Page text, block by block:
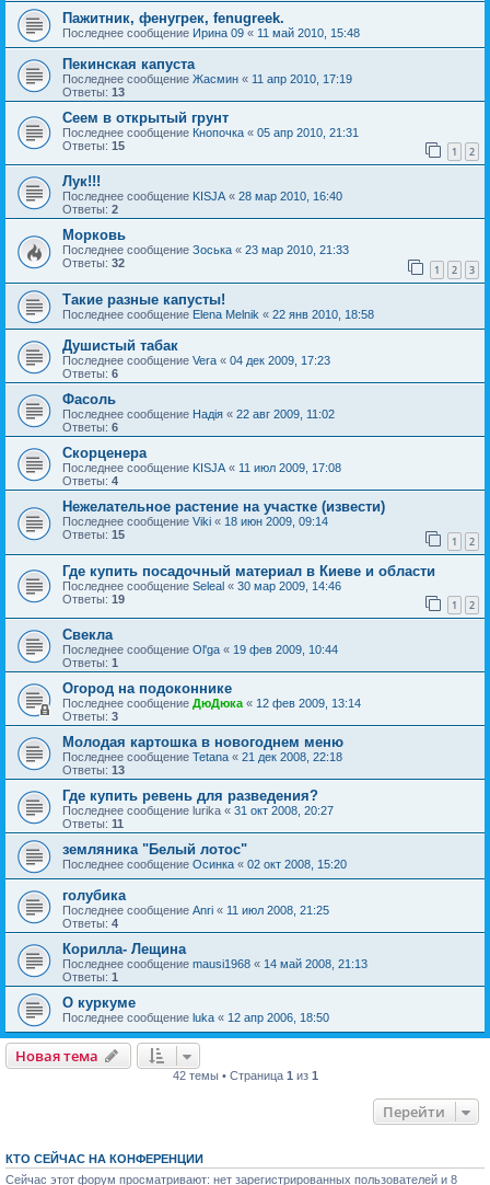
Пажитник, фенугрек, fenugreek.
Последнее сообщение Ирина 09 « 11 май 2010, 15:48
Пекинская капуста
Последнее сообщение Жасмин « 11 апр 2010, 17:19
Ответы: 13
Сеем в открытый грунт
Последнее сообщение Кнопочка « 05 апр 2010, 21:31
Ответы: 15 1 2
Лук!!!
Последнее сообщение KISJA « 28 мар 2010, 16:40
Ответы: 2
Морковь
Последнее сообщение Зоська « 23 мар 2010, 21:33
Ответы: 32 1 2 3
Такие разные капусты!
Последнее сообщение Elena Melnik « 22 янв 2010, 18:58
Душистый табак
Последнее сообщение Vera « 04 дек 2009, 17:23
Ответы: 6
Фасоль
Последнее сообщение Надія « 22 авг 2009, 11:02
Ответы: 6
Скорценера
Последнее сообщение KISJA « 11 июл 2009, 17:08
Ответы: 4
Нежелательное растение на участке (извести)
Последнее сообщение Viki « 18 июн 2009, 09:14
Ответы: 15 1 2
Где купить посадочный материал в Киеве и области
Последнее сообщение Seleal « 30 мар 2009, 14:46
Ответы: 19 1 2
Свекла
Последнее сообщение Ol'ga « 19 фев 2009, 10:44
Ответы: 1
Огород на подоконнике
Последнее сообщение ДюДюка « 12 фев 2009, 13:14
Ответы: 3
Молодая картошка в новогоднем меню
Последнее сообщение Tetana « 21 дек 2008, 22:18
Ответы: 13
Где купить ревень для разведения?
Последнее сообщение lurika « 31 окт 2008, 20:27
Ответы: 11
земляника "Белый лотос"
Последнее сообщение Осинка « 02 окт 2008, 15:20
голубика
Последнее сообщение Anri « 11 июл 2008, 21:25
Ответы: 4
Корилла- Лещина
Последнее сообщение mausi1968 « 14 май 2008, 21:13
Ответы: 1
О куркуме
Последнее сообщение luka « 12 апр 2006, 18:50
Новая тема
42 темы • Страница 1 из 1
Перейти
КТО СЕЙЧАС НА КОНФЕРЕНЦИИ
Сейчас этот форум просматривают: нет зарегистрированных пользователей и 8